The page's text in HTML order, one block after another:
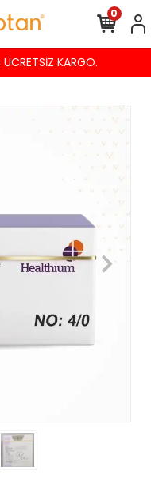
KARGO.
0